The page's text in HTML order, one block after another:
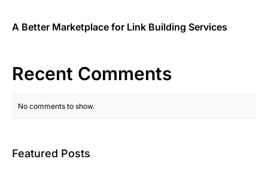
A Better Marketplace for Link Building Services
Recent Comments
No comments to show.
Featured Posts